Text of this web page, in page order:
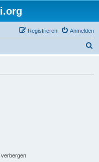
Anmelden
Registrieren
verbergen